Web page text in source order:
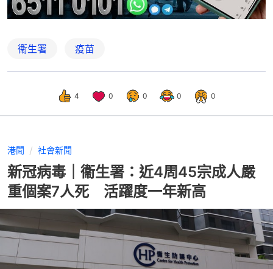
衞生署 疫苗
4 0 0 0 0
港聞 社會新聞
新冠病毒｜衞生署：近4周45宗成人嚴
重個案7人死 活躍度一年新高